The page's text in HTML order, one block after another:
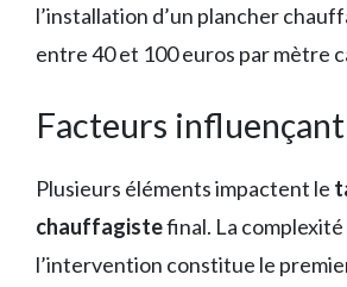
l’installation d’un plancher
entre 40 et 100 euros par mètre
Facteurs
Plusieurs éléments impactent le
chauffagistefinal. La complexité
l’intervention constitue le